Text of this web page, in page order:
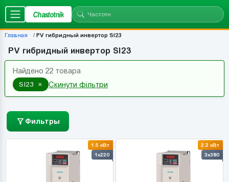
Chastotnik
Главная PV гибридный инвертор SI23
PV гибридный инвертор SI23
Найдено 22 товара
SI23
× Скинути фільтри
Фильтры
1.5 кВт
1x220
2.2 кВт
3x380